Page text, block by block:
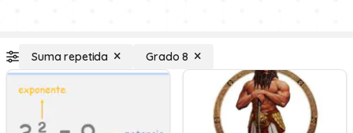
Suma repetida Grado 8